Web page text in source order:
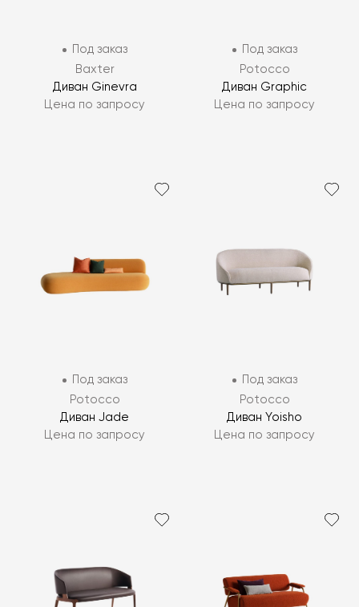
Под заказ
Baxter
Диван Ginevra
Цена по запросу
Под заказ
Potocco
Диван Graphic
Цена по запросу
Под заказ
Potocco
Диван Jade
Цена по запросу
Под заказ
Potocco
Диван Yoisho
Цена по запросу